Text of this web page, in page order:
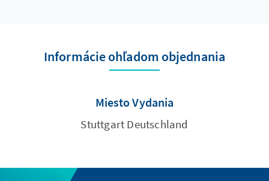
Informácie ohľadom objednania
Miesto Vydania
Stuttgart Deutschland